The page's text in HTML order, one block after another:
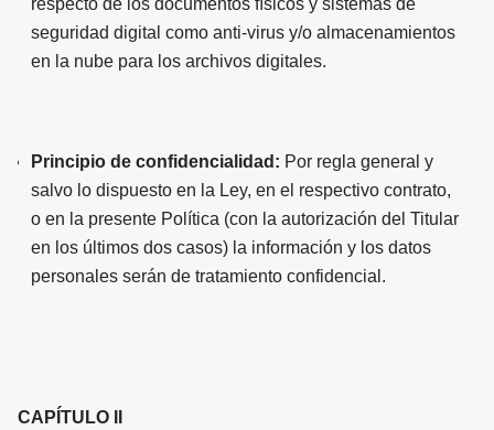
respecto de los documentos físicos y sistemas de
seguridad digital como anti-virus y/o almacenamientos
en la nube para los archivos digitales.
Principio de confidencialidad: Por regla general y
salvo lo dispuesto en la Ley, en el respectivo contrato,
o en la presente Política (con la autorización del Titular
en los últimos dos casos) la información y los datos
personales serán de tratamiento confidencial.
CAPÍTULO II